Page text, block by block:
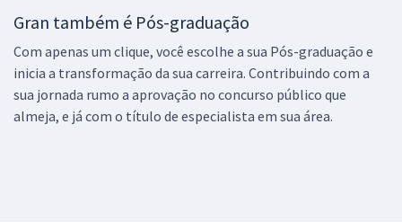
Gran também é Pós-graduação
Com apenas um clique, você escolhe a sua Pós-graduação e
inicia a transformação da sua carreira. Contribuindo com a
sua jornada rumo a aprovação no concurso público que
almeja, e já com o título de especialista em sua área.